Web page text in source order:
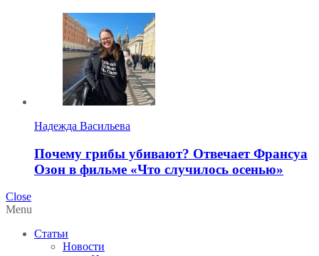
Надежда Васильева
Почему грибы убивают? Отвечает Франсуа
Озон в фильме «Что случилось осенью»
Close
Menu
Статьи
Новости